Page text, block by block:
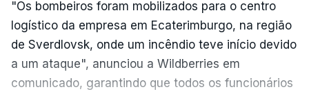
"Os bombeiros foram mobilizados para o centro
logístico da empresa em Ecaterimburgo, na região
de Sverdlovsk, onde um incêndio teve início devido
a um ataque", anunciou a Wildberries em
comunicado, garantindo que todos os funcionários